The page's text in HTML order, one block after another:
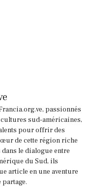
passionnés
sud-américaines,
pour offrir des
de cette région riche
dans le dialogue entre
du Sud, ils
article en une aventure
partage.